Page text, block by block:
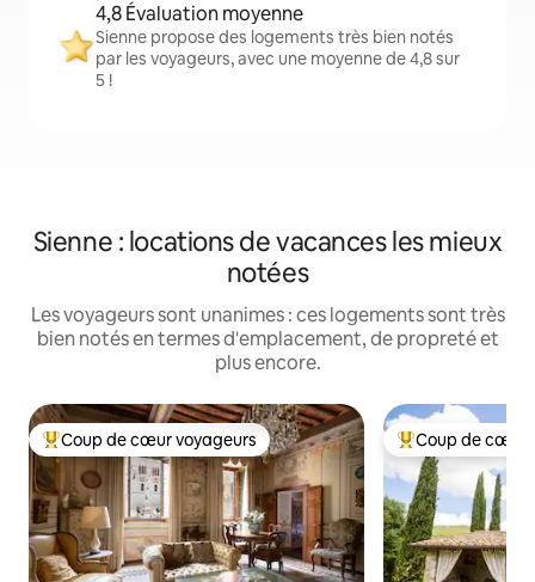
4,8 Évaluation moyenne
Sienne propose des logements très bien notés
par les voyageurs, avec une moyenne de 4,8 sur
5 !
Sienne : locations de vacances les mieux
notées
Les voyageurs sont unanimes : ces logements sont très
bien notés en termes d'emplacement, de propreté et
plus encore.
Coups de cœur voyageurs les plus appréciés
Coup de cœur voyageurs Coups de cœur
Coup de cœur